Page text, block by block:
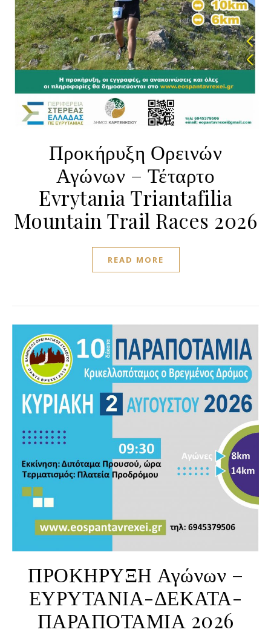
Προκήρυξη Ορεινών
Αγώνων – Τέταρτο
Evrytania Triantafilia
Mountain Trail Races 2026
READ MORE
ΠΡΟΚΗΡΥΞΗ Αγώνων –
ΕΥΡΥΤΑΝΙΑ-ΔΕΚΑΤΑ-
ΠΑΡΑΠΟΤΑΜΙΑ 2026